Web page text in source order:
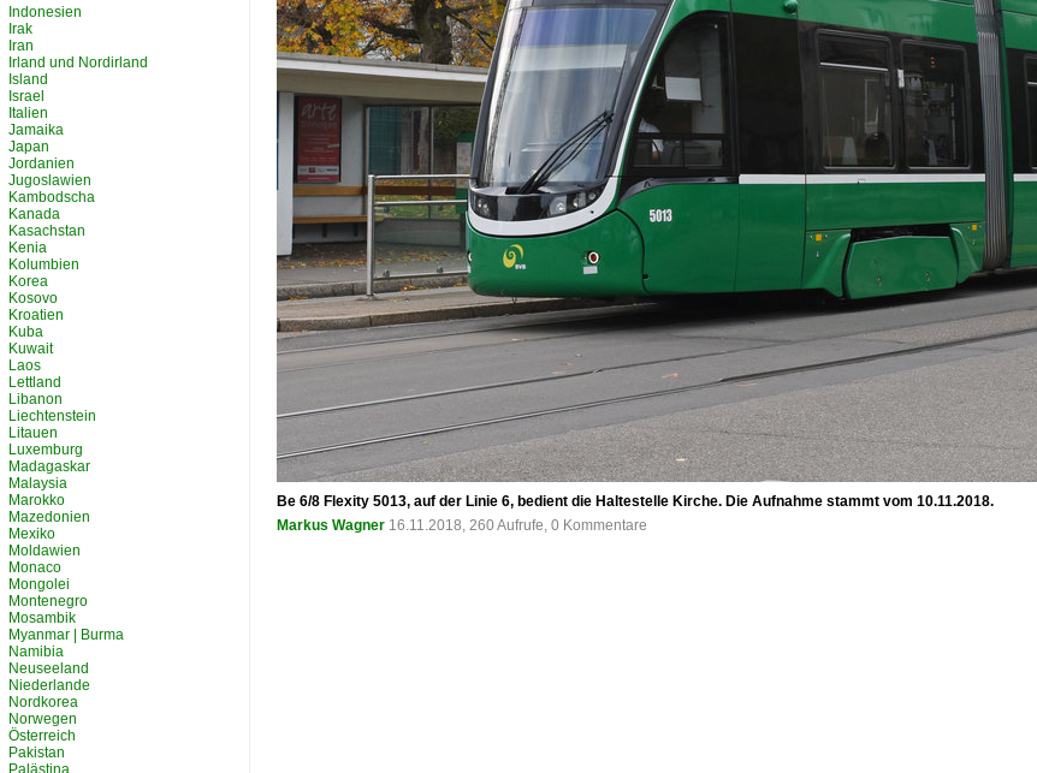
Be 6/8 Flexity 5013, auf der Linie 6, bedient die Haltestelle Kirche. Die Aufnahme stammt vom 10.11.2018.
Markus Wagner 16.11.2018, 260 Aufrufe, 0 Kommentare
Indonesien
Irak
Iran
Irland und Nordirland
Island
Israel
Italien
Jamaika
Japan
Jordanien
Jugoslawien
Kambodscha
Kanada
Kasachstan
Kenia
Kolumbien
Korea
Kosovo
Kroatien
Kuba
Kuwait
Laos
Lettland
Libanon
Liechtenstein
Litauen
Luxemburg
Madagaskar
Malaysia
Marokko
Mazedonien
Mexiko
Moldawien
Monaco
Mongolei
Montenegro
Mosambik
Myanmar | Burma
Namibia
Neuseeland
Niederlande
Nordkorea
Norwegen
Österreich
Pakistan
Palästina